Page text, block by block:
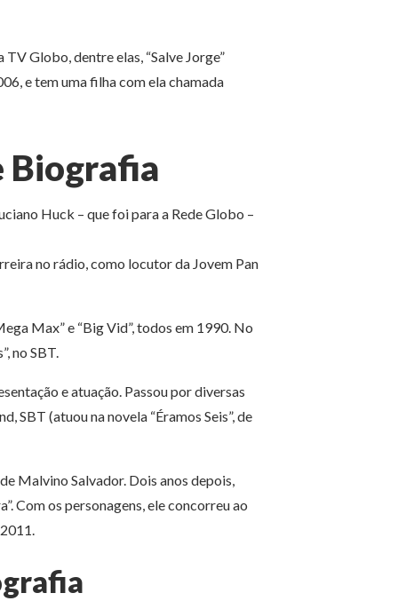
Globo, dentre elas, “Salve Jorge”
e tem uma filha com ela chamada
Biografia
Huck – que foi para a Rede Globo –
no rádio, como locutor da Jovem Pan
Max” e “Big Vid”, todos em 1990. No
no SBT.
e atuação. Passou por diversas
SBT (atuou na novela “Éramos Seis”, de
Malvino Salvador. Dois anos depois,
Com os personagens, ele concorreu ao